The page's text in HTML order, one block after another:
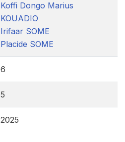
Koffi Dongo Marius
KOUADIO
Irifaar SOME
Placide SOME
6
5
2025